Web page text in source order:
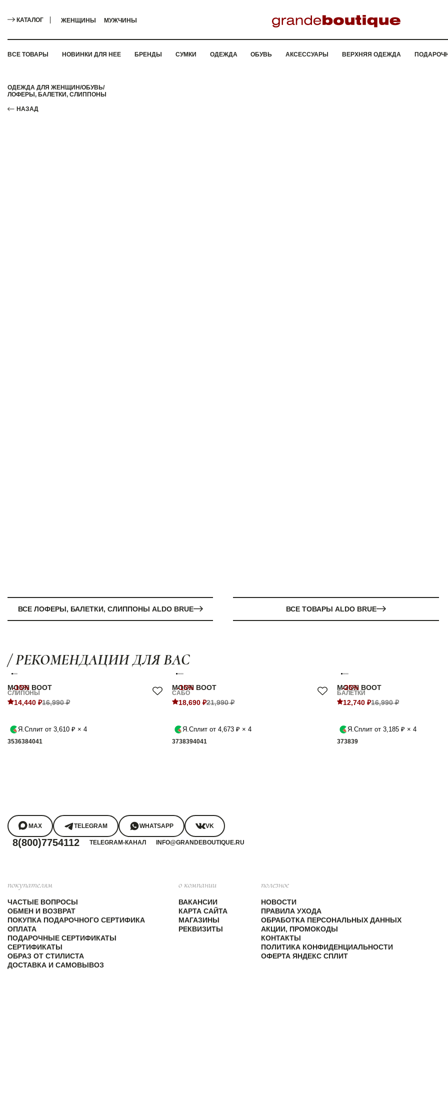
КАТАЛОГ ЖЕНЩИНЫ МУЖЧИНЫ
ВСЕ ТОВАРЫ НОВИНКИ ДЛЯ НЕЕ БРЕНДЫ СУМКИ ОДЕЖДА ОБУВЬ АКСЕССУАРЫ ВЕРХНЯЯ ОДЕЖДА
ОДЕЖДА ДЛЯ ЖЕНЩИН/ОБУВЬ/
ЛОФЕРЫ, БАЛЕТКИ, СЛИППОНЫ
НАЗАД
ВСЕ ЛОФЕРЫ, БАЛЕТКИ, СЛИППОНЫ ALDO BRUE ВСЕ ТОВАРЫ ALDO BRUE
/ РЕКОМЕНДАЦИИ ДЛЯ ВАС
-15%
MOON BOOT
СЛИПОНЫ
14,440 ₽16,990 ₽
Я.Сплит от 3,610 ₽ × 4
3536384041
-15%
MOON BOOT
САБО
18,690 ₽21,990 ₽
Я.Сплит от 4,673 ₽ × 4
3738394041
-25%
MOON BOOT
БАЛЕТКИ
12,740 ₽16,990 ₽
Я.Сплит от 3,185 ₽ × 4
373839
MAX TELEGRAM WHATSAPP VK
8(800)7754112 TELEGRAM-КАНАЛ INFO@GRANDEBOUTIQUE.RU
покупателям
ЧАСТЫЕ ВОПРОСЫ
ОБМЕН И ВОЗВРАТ
ПОКУПКА ПОДАРОЧНОГО СЕРТИФИКА
ОПЛАТА
ПОДАРОЧНЫЕ СЕРТИФИКАТЫ
СЕРТИФИКАТЫ
ОБРАЗ ОТ СТИЛИСТА
ДОСТАВКА И САМОВЫВОЗ
о компании
ВАКАНСИИ
КАРТА САЙТА
МАГАЗИНЫ
РЕКВИЗИТЫ
полезное
НОВОСТИ
ПРАВИЛА УХОДА
ОБРАБОТКА ПЕРСОНАЛЬНЫХ ДАННЫХ
АКЦИИ, ПРОМОКОДЫ
КОНТАКТЫ
ПОЛИТИКА КОНФИДЕНЦИАЛЬНОСТИ
ОФЕРТА ЯНДЕКС СПЛИТ